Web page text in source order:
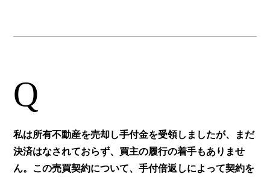
Q
私は所有不動産を売却し手付金を受領しましたが、まだ
決済はなされておらず、買主の履行の着手もありませ
ん。この売買契約について、手付倍返しによって契約を